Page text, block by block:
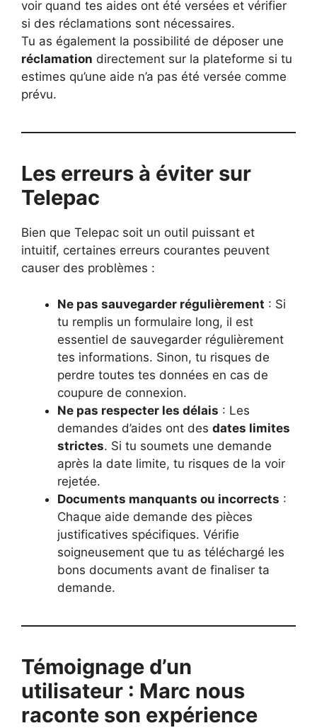
voir quand tes aides ont été versées et vérifier
si des réclamations sont nécessaires.
Tu as également la possibilité de déposer une
réclamation directement sur la plateforme si tu
estimes qu’une aide n’a pas été versée comme
prévu.
Les erreurs à éviter sur
Telepac
Bien que Telepac soit un outil puissant et
intuitif, certaines erreurs courantes peuvent
causer des problèmes :
Ne pas sauvegarder régulièrement : Si
tu remplis un formulaire long, il est
essentiel de sauvegarder régulièrement
tes informations. Sinon, tu risques de
perdre toutes tes données en cas de
coupure de connexion.
Ne pas respecter les délais : Les
demandes d’aides ont des dates limites
strictes. Si tu soumets une demande
après la date limite, tu risques de la voir
rejetée.
Documents manquants ou incorrects :
Chaque aide demande des pièces
justificatives spécifiques. Vérifie
soigneusement que tu as téléchargé les
bons documents avant de finaliser ta
demande.
Témoignage d’un
utilisateur : Marc nous
raconte son expérience